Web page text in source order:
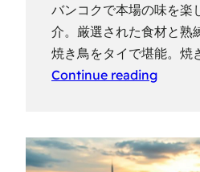
バンコクで本場の味を楽
介。厳選された食材と熟
焼き鳥をタイで堪能。焼
Continue reading